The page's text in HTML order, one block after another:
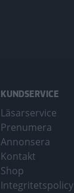
KUNDSERVICE
Läsarservice
Prenumera
Annonsera
Kontakt
Shop
Integritetspolicy